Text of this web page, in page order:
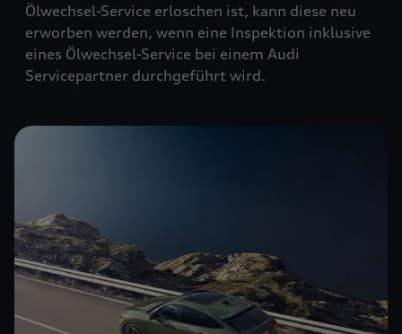
Ölwechsel-Service erloschen ist, kann diese neu
erworben werden, wenn eine Inspektion inklusive
eines Ölwechsel-Service bei einem Audi
Servicepartner durchgeführt wird.